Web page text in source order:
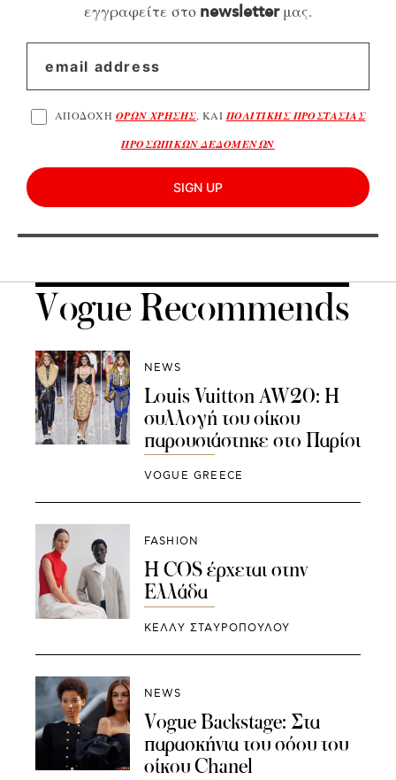
εγγραφείτε στο newsletterμας.
ΑΠΟΔΟΧΗ ΟΡΩΝ ΧΡΗΣΗΣ, ΚΑΙ ΠΟΛΙΤΙΚΗΣ ΠΡΟΣΤΑΣΙΑΣ
ΠΡΟΣΩΠΙΚΩΝ ΔΕΔΟΜΕΝΩΝ
SIGN UP
Vogue Recommends
NEWS
Louis Vuitton AW20: Η
συλλογή του οίκου
παρουσιάστηκε στο Παρίσι
VOGUE GREECE
FASHION
Η COS έρχεται στην
Ελλάδα
ΚΕΛΛΥ ΣΤΑΥΡΟΠΟΥΛΟΥ
NEWS
Vogue Backstage: Στα
παρασκήνια του σόου του
οίκου Chanel